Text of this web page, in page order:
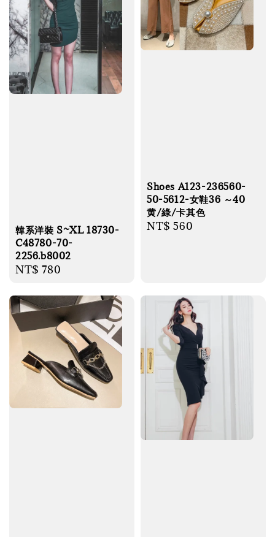
韓系洋裝 S~XL 18730-
C48780-70-
2256.b8002
Regular
NT$ 780
Shoes A123-236560-
50-5612-女鞋36 ～40
黄/綠/卡其色
Regular
NT$ 560